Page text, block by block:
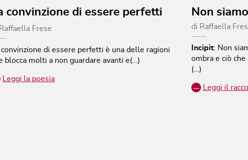
convinzione di essere perfetti
Raffaella Frese
convinzione di essere perfetti è una delle ragioni
blocca molti a non guardare avanti e(…)
Leggi la poesia
Non
di Raffaella
Incipit: Non
ombra e ciò che
(…)
… Leggi il